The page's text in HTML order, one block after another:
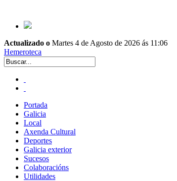
Actualizado o Martes 4 de Agosto de 2026 ás 11:06
Hemeroteca
Portada
Galicia
Local
Axenda Cultural
Deportes
Galicia exterior
Sucesos
Colaboracións
Utilidades